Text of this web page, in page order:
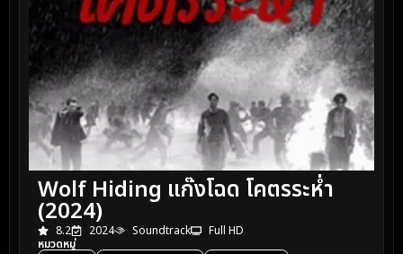
Wolf Hiding แก๊งโฉด โคตรระห่ำ
(2024)
8.2 2024 Soundtrack
Full HD
หมวดหมู่